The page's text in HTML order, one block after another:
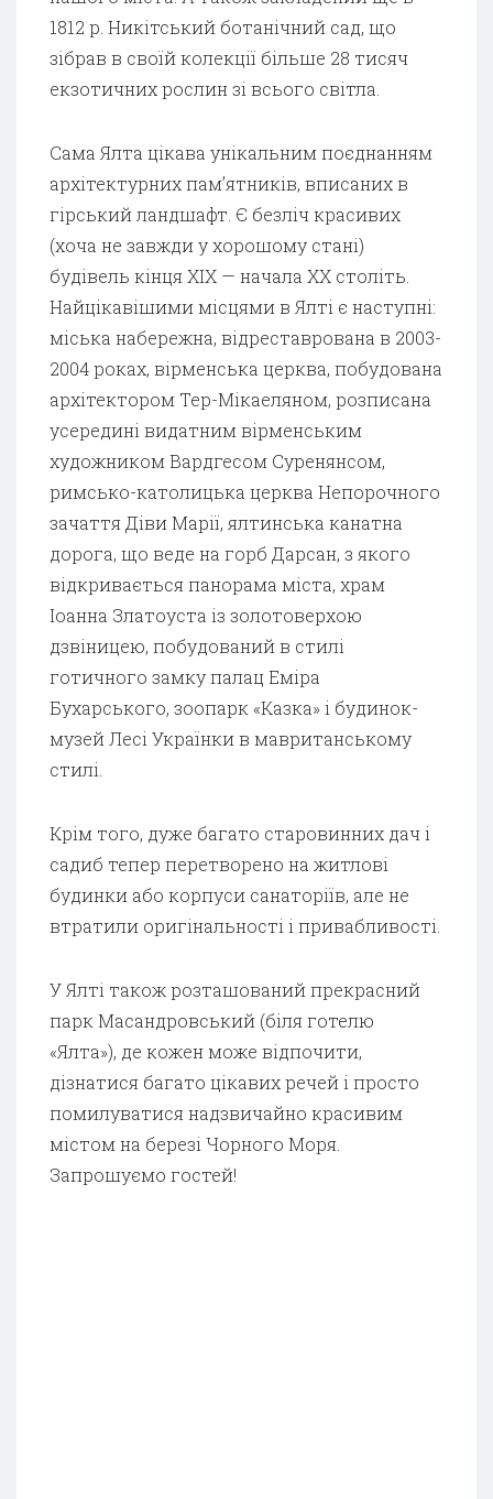
1812 р. Никітський ботанічний сад, що
зібрав в своїй колекції більше 28 тисяч
екзотичних рослин зі всього світла.
Сама Ялта цікава унікальним поєднанням
архітектурних пам’ятників, вписаних в
гірський ландшафт. Є безліч красивих
(хоча не завжди у хорошому стані)
будівель кінця XIX — начала XX століть.
Найцікавішими місцями в Ялті є наступні:
міська набережна, відреставрована в 2003-
2004 роках, вірменська церква, побудована
архітектором Тер-Мікаеляном, розписана
усередині видатним вірменським
художником Вардгесом Суренянсом,
римсько-католицька церква Непорочного
зачаття Діви Марії, ялтинська канатна
дорога, що веде на горб Дарсан, з якого
відкривається панорама міста, храм
Іоанна Златоуста із золотоверхою
дзвіницею, побудований в стилі
готичного замку палац Еміра
Бухарського, зоопарк «Казка» і будинок-
музей Лесі Українки в мавританському
стилі.
Крім того, дуже багато старовинних дач і
садиб тепер перетворено на житлові
будинки або корпуси санаторіїв, але не
втратили оригінальності і привабливості.
У Ялті також розташований прекрасний
парк Масандровський (біля готелю
«Ялта»), де кожен може відпочити,
дізнатися багато цікавих речей і просто
помилуватися надзвичайно красивим
містом на березі Чорного Моря.
Запрошуємо гостей!